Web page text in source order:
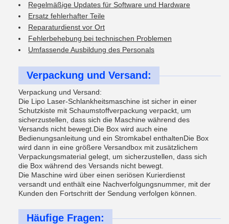
Regelmäßige Updates für Software und Hardware
Ersatz fehlerhafter Teile
Reparaturdienst vor Ort
Fehlerbehebung bei technischen Problemen
Umfassende Ausbildung des Personals
Verpackung und Versand:
Verpackung und Versand:
Die Lipo Laser-Schlankheitsmaschine ist sicher in einer
Schutzkiste mit Schaumstoffverpackung verpackt, um
sicherzustellen, dass sich die Maschine während des
Versands nicht bewegt.Die Box wird auch eine
Bedienungsanleitung und ein Stromkabel enthaltenDie Box
wird dann in eine größere Versandbox mit zusätzlichem
Verpackungsmaterial gelegt, um sicherzustellen, dass sich
die Box während des Versands nicht bewegt.
Die Maschine wird über einen seriösen Kurierdienst
versandt und enthält eine Nachverfolgungsnummer, mit der
Kunden den Fortschritt der Sendung verfolgen können.
Häufige Fragen: